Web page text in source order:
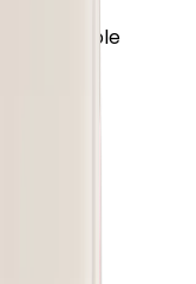
Saat
Apple
10